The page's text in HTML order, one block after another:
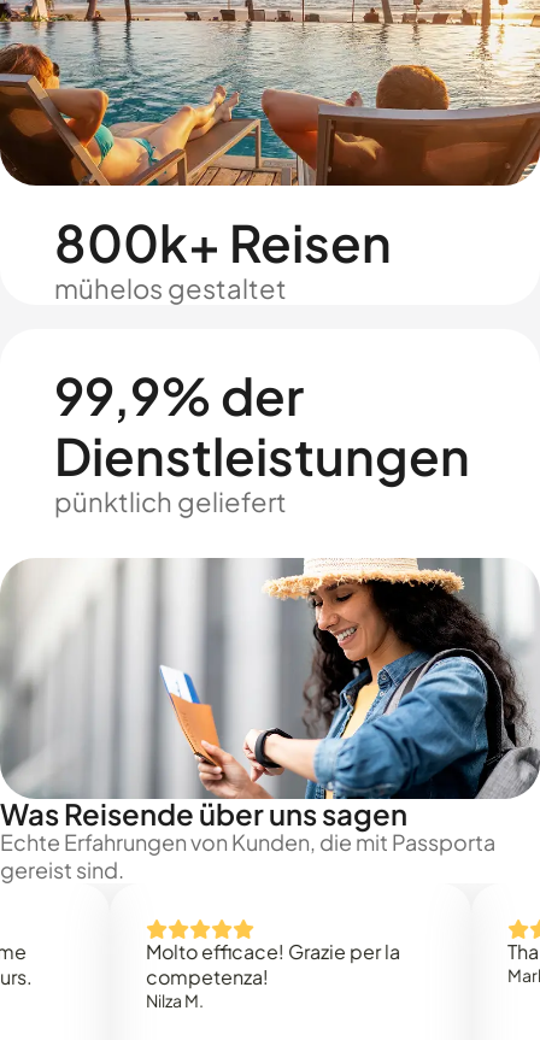
800k+ Reisen
mühelos gestaltet
99,9% der
Dienstleistungen
pünktlich geliefert
Was Reisende über uns sagen
Echte Erfahrungen von Kunden, die mit Passporta
gereist sind.
Molto efficace! Grazie per la
competenza!
Thank
Mark N.